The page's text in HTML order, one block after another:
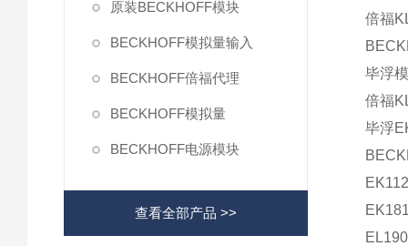
原装BECKHOFF模块
BECKHOFF模拟量输入
BECKHOFF倍福代理
BECKHOFF模拟量
BECKHOFF电源模块
查看全部产品 >>
倍福
毕浮
倍福
毕浮